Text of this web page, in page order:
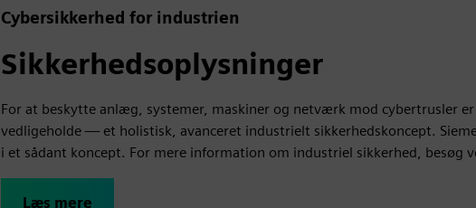
Cybersikkerhed for industrien
Sikkerhedsoplysninger
For at beskytte anlæg, systemer, maskiner og netværk mod cybertrusler
vedligeholde — et holistisk, avanceret industrielt sikkerhedskoncept.
i et sådant koncept. For mere information om industriel sikkerhed, besøg
Læs mere